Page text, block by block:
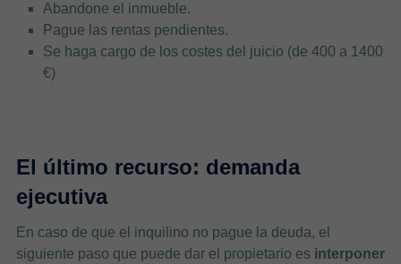
Abandone el inmueble.
Pague las rentas pendientes.
Se haga cargo de los costes del juicio (de 400 a 1400
€)
El último recurso: demanda
ejecutiva
En caso de que el inquilino no pague la deuda, el
siguiente paso que puede dar el propietario es interponer